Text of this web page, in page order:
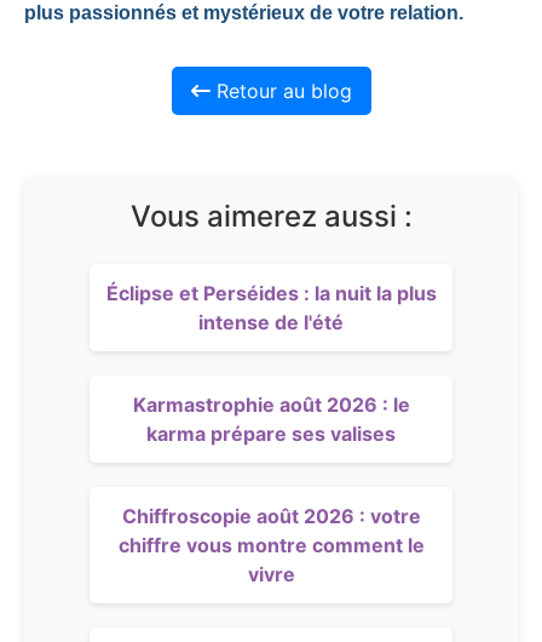
plus passionnés et mystérieux de votre relation.
Retour au blog
Vous aimerez aussi :
Éclipse et Perséides : la nuit la plus
intense de l'été
Karmastrophie août 2026 : le
karma prépare ses valises
Chiffroscopie août 2026 : votre
chiffre vous montre comment le
vivre